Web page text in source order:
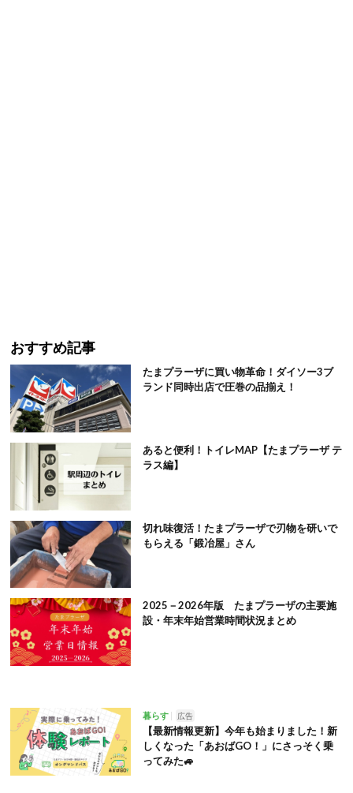
おすすめ記事
たまプラーザに買い物革命！ダイソー3ブ
ランド同時出店で圧巻の品揃え！
あると便利！トイレMAP【たまプラーザ テ
ラス編】
切れ味復活！たまプラーザで刃物を研いで
もらえる「鍛冶屋」さん
2025－2026年版 たまプラーザの主要施
設・年末年始営業時間状況まとめ
暮らす 広告
【最新情報更新】今年も始まりました！新
しくなった「あおばGO！」にさっそく乗
ってみた🚙